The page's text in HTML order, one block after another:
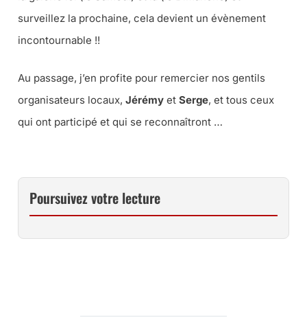
surveillez la prochaine, cela devient un évènement
incontournable !!
Au passage, j’en profite pour remercier nos gentils
organisateurs locaux, Jérémy et Serge, et tous ceux
qui ont participé et qui se reconnaîtront …
Poursuivez votre lecture